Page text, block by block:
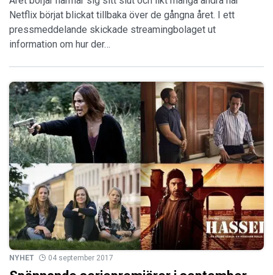
Netflix börjat blickat tillbaka över de gångna året. I ett
pressmeddelande skickade streamingbolaget ut
information om hur der…
NYHET 04 september 2017